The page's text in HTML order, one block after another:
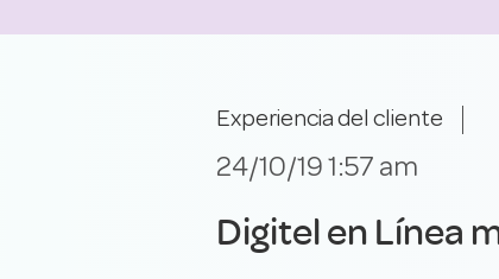
Experiencia del cliente
24/10/19 1:57 am
Digitel en Línea